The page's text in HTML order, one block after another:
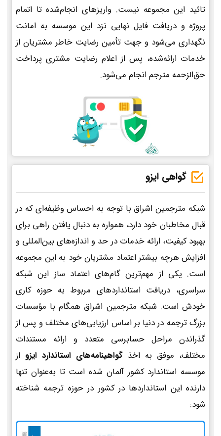
تائید این مجموعه نیست. واریزهای انجام‌شده تا اتمام
پروژه و دریافت فایل نهایی نزد این موسسه به امانت
نگهداری می‌شود و جهت تأمین رضایت خاطر مشتریان از
خدمات ارائه‌شده، پس از اعلام رضایت مشتری پرداخت
حق‌الزحمه مترجم انجام می‌شود.
گواهی ایزو
شبکه مترجمین اشراق با توجه به احساس وظیفه‌ای که در
قبال مخاطبان خود دارد، همواره به دنبال یافتن راهی برای
بهبود کیفیت، ارائه خدمات در حد و اندازه‌های بین‌المللی و
افزایش هرچه بیشتر اعتماد مشتریان خود به این مجموعه
است. یکی از مهم‌ترین گام‌های اعتماد ساز این شبکه
سراسری، دریافت استانداردهای مربوط به حوزه کاری
خودش است. شبکه مترجمین اشراق همگام با مؤسسات
بزرگ ترجمه در دنیا بر اساس ارزیابی‌های مختلف و پس از
گذراندن مراحل حسابرسی متعدد و ارائه مستندات
مختلف، موفق به اخذ گواهینامه‌های استاندارد ایزو از
موسسه استاندارد کشور آلمان شده است تا به‌عنوان تنها
دارنده این استانداردها در کشور در حوزه ترجمه شناخته
شود: